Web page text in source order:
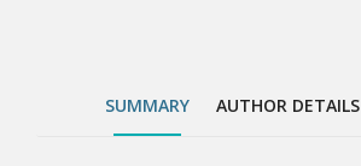
ইতিহাস, রহস্য আর রোমাঞ্চের জগতে স্বাগত।
SUMMARY AUTHOR DETAILS